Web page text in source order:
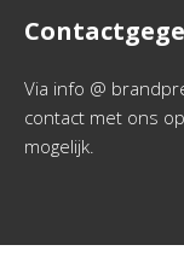
Via info @
contact met ons
mogelijk.